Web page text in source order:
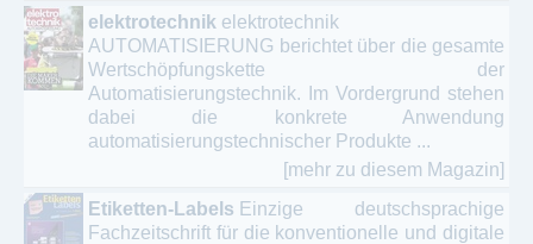
elektrotechnik elektrotechnik
AUTOMATISIERUNG berichtet über die gesamte
Wertschöpfungskette der
Automatisierungstechnik. Im Vordergrund stehen
dabei die konkrete Anwendung
automatisierungstechnischer Produkte ...
[mehr zu diesem Magazin]
Etiketten-Labels Einzige deutschsprachige
Fachzeitschrift für die konventionelle und digitale